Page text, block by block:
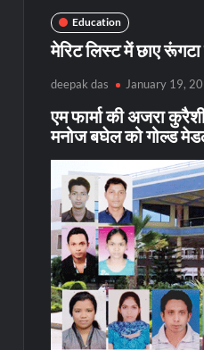
Education
मेरिट लिस्ट में छाए
deepak das January 19,
एम फार्मा की अजरा
मनोज बघेल को गोल्ड